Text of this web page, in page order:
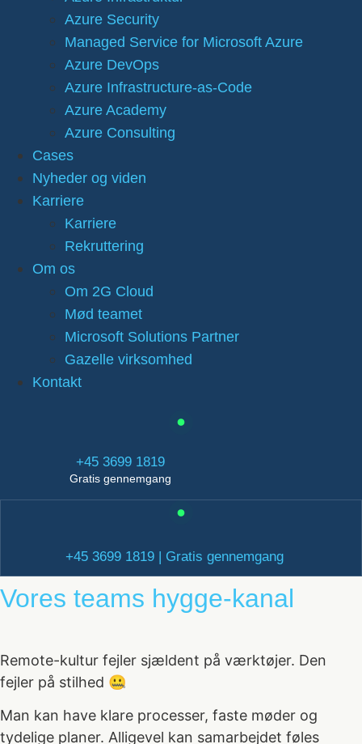
Azure Security
Managed Service for Microsoft Azure
Azure DevOps
Azure Infrastructure-as-Code
Azure Academy
Azure Consulting
Cases
Nyheder og viden
Karriere
Karriere
Rekruttering
Om os
Om 2G Cloud
Mød teamet
Microsoft Solutions Partner
Gazelle virksomhed
Kontakt
+45 3699 1819
Gratis gennemgang
+45 3699 1819 | Gratis gennemgang
Vores teams hygge-kanal
Remote-kultur fejler sjældent på værktøjer. Den
fejler på stilhed 🤐
Man kan have klare processer, faste møder og
tydelige planer. Alligevel kan samarbejdet føles